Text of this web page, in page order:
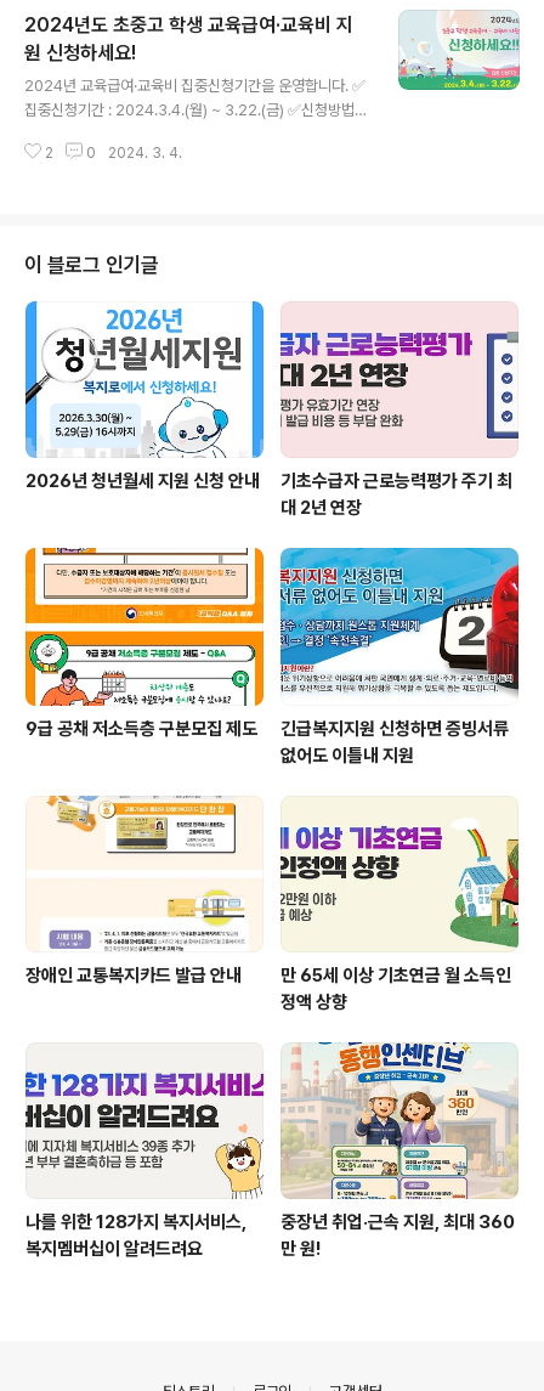
w.bokjiro.go.kr)·앱 아래의 포스터에서 관련 내용 알아
보세요😀 출처 : 여성가족부
2024년도 초중고 학생 교육급여·교육비 지
원 신청하세요!
2024년 교육급여·교육비 집중신청기간을 운영합니다. ✅
집중신청기간 : 2024.3.4.(월) ~ 3.22.(금) ✅신청방법 :
(https://www.bokjiro.go.kr) 👉 교육비 원클릭 (one
2 0 2024. 3. 4.
이 블로그 인기글
2026년 청년월세 지원 신청 안내
기초수급자 근로능력평가 주기 최
대 2년 연장
9급 공채 저소득층 구분모집 제도
긴급복지지원 신청하면 증빙서류
없어도 이틀내 지원
장애인 교통복지카드 발급 안내
만 65세 이상 기초연금 월 소득인
정액 상향
나를 위한 128가지 복지서비스,
복지멤버십이 알려드려요
중장년 취업·근속 지원, 최대 360
만 원!